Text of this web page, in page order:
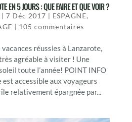
EN 5 JOURS : QUE FAIRE ET QUE VOIR ?
| 7 Déc 2017 | ESPAGNE,
| 105 commentaires
réussies à Lanzarote,
agréable à visiter ! Une
toute l’année! POINT INFO
accessible aux voyageurs
île relativement épargnée par...